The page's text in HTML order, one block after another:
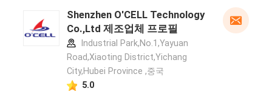
Shenzhen O'CELL Technology
Co.,Ltd 제조업체 프로필
Industrial Park,No.1,Yayuan
Road,Xiaoting District,Yichang
City,Hubei Province ,중국
5.0